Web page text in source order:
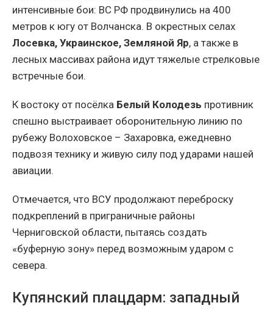
интенсивные бои: ВС РФ продвинулись на 400
метров к югу от Волчанска. В окрестных селах
Лосевка, Украинское, Земляной Яр, а также в
лесных массивах района идут тяжелые стрелковые
встречные бои.
К востоку от посёлка Белый Колодезь противник
спешно выстраивает оборонительную линию по
рубежу Волоховское – Захаровка, ежедневно
подвозя технику и живую силу под ударами нашей
авиации.
Отмечается, что ВСУ продолжают переброску
подкреплений в приграничные районы
Черниговской области, пытаясь создать
«буферную зону» перед возможным ударом с
севера.
Купянский плацдарм: западный